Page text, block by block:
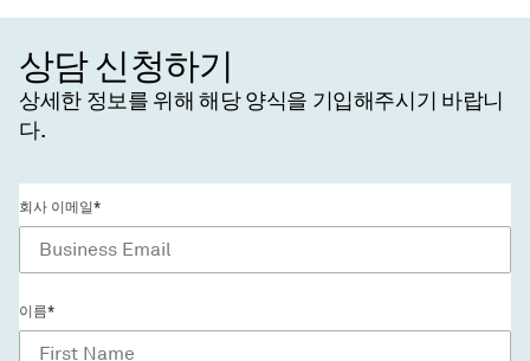
상담 신청하기
상세한 정보를 위해 해당 양식을 기입해주시기 바랍니
다.
회사 이메일*
이름*